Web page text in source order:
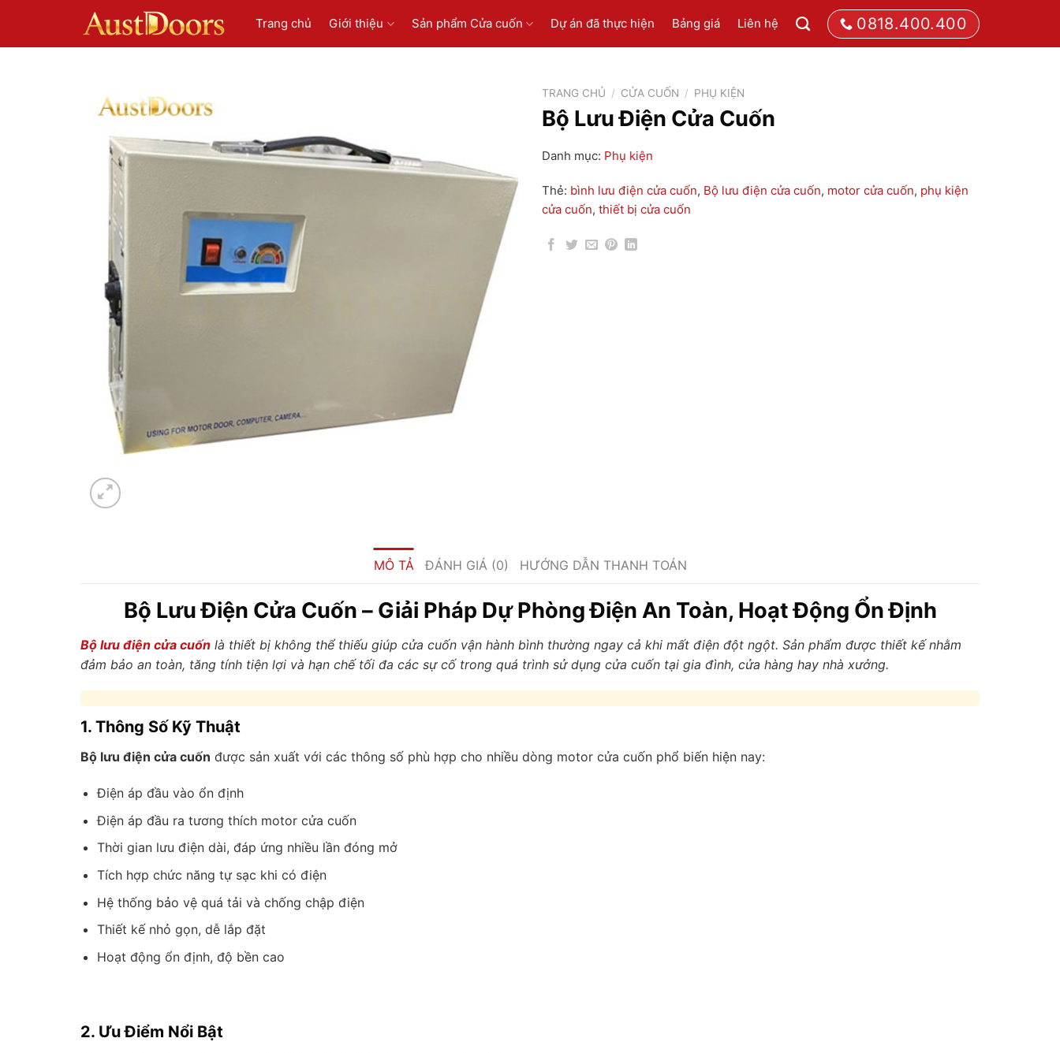
nội
Trang chủ Giới thiệu Sản phẩm Cửa cuốn Dự án đã thực hiện Bảng giá Liên hệ 0818.400.400
TRANG CHỦ / CỬA CUỐN / PHỤ KIỆN
Bộ Lưu Điện Cửa Cuốn
Danh mục: Phụ kiện
Thẻ: bình lưu điện cửa cuốn, Bộ lưu điện cửa cuốn, motor cửa cuốn, phụ kiện
cửa cuốn, thiết bị cửa cuốn
MÔ TẢ ĐÁNH GIÁ (0) HƯỚNG DẪN THANH TOÁN
Bộ Lưu Điện Cửa Cuốn – Giải Pháp Dự Phòng Điện An Toàn, Hoạt Động Ổn Định
Bộ lưu điện cửa cuốn là thiết bị không thể thiếu giúp cửa cuốn vận hành bình thường ngay cả khi mất điện đột ngột. Sản phẩm được thiết kế nhằm
đảm bảo an toàn, tăng tính tiện lợi và hạn chế tối đa các sự cố trong quá trình sử dụng cửa cuốn tại gia đình, cửa hàng hay nhà xưởng.
1. Thông Số Kỹ Thuật
Bộ lưu điện cửa cuốn được sản xuất với các thông số phù hợp cho nhiều dòng motor cửa cuốn phổ biến hiện nay:
Điện áp đầu vào ổn định
Điện áp đầu ra tương thích motor cửa cuốn
Thời gian lưu điện dài, đáp ứng nhiều lần đóng mở
Tích hợp chức năng tự sạc khi có điện
Hệ thống bảo vệ quá tải và chống chập điện
Thiết kế nhỏ gọn, dễ lắp đặt
Hoạt động ổn định, độ bền cao
2. Ưu Điểm Nổi Bật